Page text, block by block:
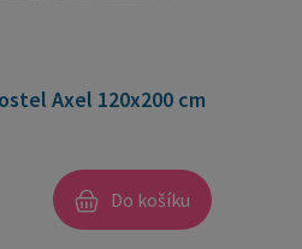
Axel 120x200 cm
Do košíku